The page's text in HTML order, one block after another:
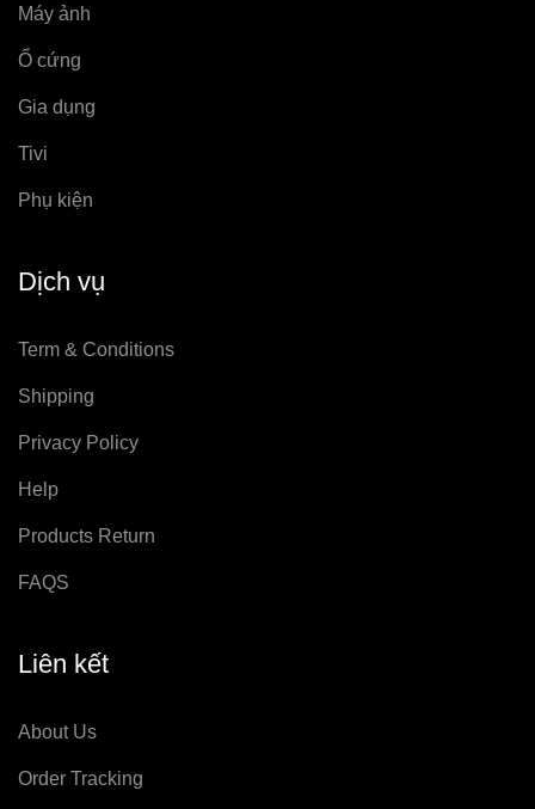
Máy ảnh
Ổ cứng
Gia dụng
Tivi
Phụ kiện
Dịch vụ
Term & Conditions
Shipping
Privacy Policy
Help
Products Return
FAQS
Liên kết
About Us
Order Tracking